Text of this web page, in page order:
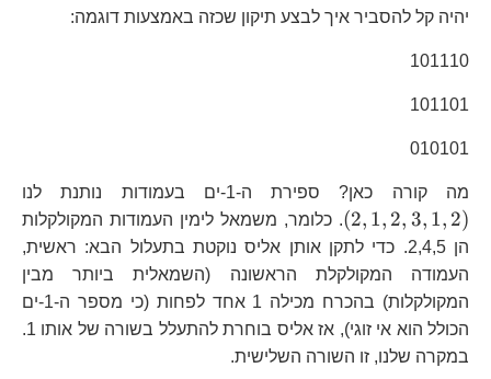
יהיה קל להסביר איך לבצע תיקון שכזה באמצעות דוגמה:
101110
101101
010101
מה קורה כאן? ספירת ה-1-ים בעמודות נותנת לנו
(2, 1, 2, 3, 1, 2)
. כלומר, משמאל לימין העמודות המקולקלות
הן 2,4,5. כדי לתקן אותן אליס נוקטת בתעלול הבא: ראשית,
העמודה המקולקלת הראשונה (השמאלית ביותר מבין
המקולקלות) בהכרח מכילה 1 אחד לפחות (כי מספר ה-1-ים
הכולל הוא אי זוגי), אז אליס בוחרת להתעלל בשורה של אותו 1.
במקרה שלנו, זו השורה השלישית.